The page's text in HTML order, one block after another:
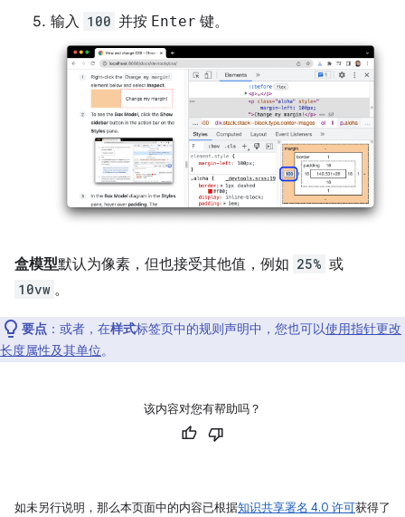
输入 100 并按 Enter 键。
盒模型默认为像素，但也接受其他值，例如 25% 或
10vw 。
要点 ：或者，在样式标签页中的规则声明中，您也可以使用指针更改
长度属性及其单位。
该内容对您有帮助吗？
如未另行说明，那么本页面中的内容已根据知识共享署名 4.0 许可获得了